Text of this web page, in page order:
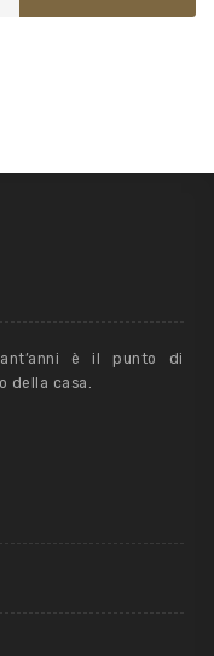
è il punto di
della casa.